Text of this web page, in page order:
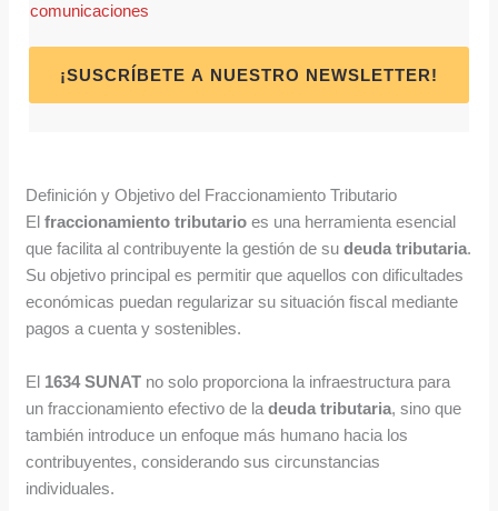
*
comunicaciones
¡SUSCRÍBETE A NUESTRO NEWSLETTER!
Definición y Objetivo del Fraccionamiento Tributario
Elfraccionamiento tributario es una herramienta esencial
que facilita al contribuyente la gestión de sudeuda tributaria.
Su objetivo principal es permitir que aquellos con dificultades
económicas puedan regularizar su situación fiscal mediante
pagos a cuenta y sostenibles.
El 1634 SUNAT no solo proporciona la infraestructura para
un fraccionamiento efectivo de ladeuda tributaria, sino que
también introduce un enfoque más humano hacia los
contribuyentes, considerando sus circunstancias
individuales.